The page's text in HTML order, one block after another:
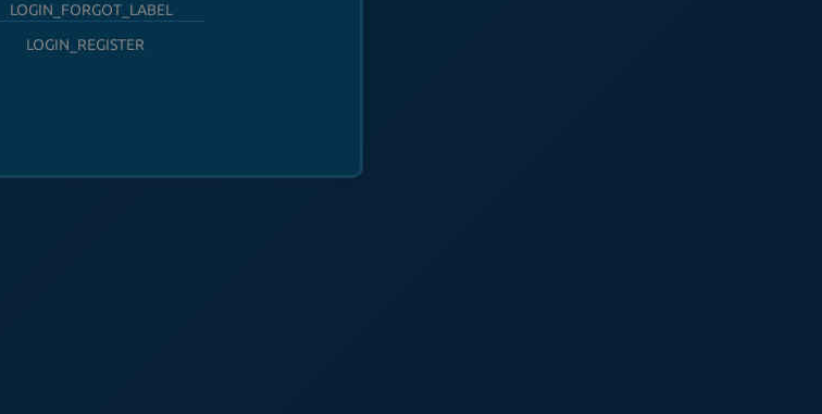
LOGIN_FORGOT_LABEL
LOGIN_REGISTER